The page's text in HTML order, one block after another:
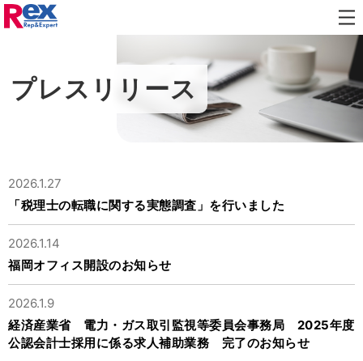
メニ
ュー
を開
閉し
ます
沿革
拠点案内
求人広告媒体・スカウト
代表メッセージ
募集中の職種
プレスリリース お知らせ
プレスリリース
2026.1.27
「税理士の転職に関する実態調査」を行いました
2026.1.14
福岡オフィス開設のお知らせ
2026.1.9
経済産業省 電力・ガス取引監視等委員会事務局 2025年度
公認会計士採用に係る求人補助業務 完了のお知らせ